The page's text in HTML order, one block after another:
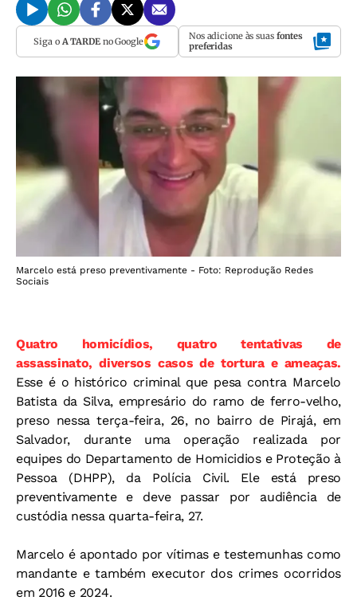
Siga o A TARDEno Google Nos adicione às suas fontes
preferidas
Marcelo está preso preventivamente - Foto: Reprodução Redes
Sociais
Quatro homicídios, quatro tentativas de
assassinato, diversos casos de tortura e ameaças.
Esse é o histórico criminal que pesa contra Marcelo
Batista da Silva, empresário do ramo de ferro-velho,
preso nessa terça-feira, 26, no bairro de Pirajá, em
Salvador, durante uma operação realizada por
equipes do Departamento de Homicidios e Proteção à
Pessoa (DHPP), da Polícia Civil. Ele está preso
preventivamente e deve passar por audiência de
custódia nessa quarta-feira, 27.
Marcelo é apontado por vítimas e testemunhas como
mandante e também executor dos crimes ocorridos
em 2016 e 2024.